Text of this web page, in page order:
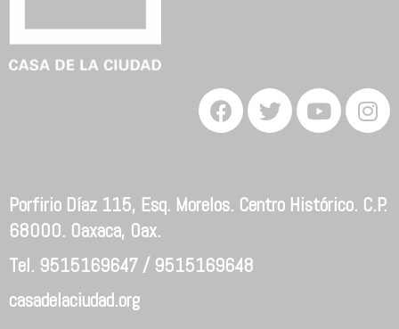
Porfirio Díaz 115, Esq. Morelos. Centro Histórico. C.P.
68000. Oaxaca, Oax.
Tel. 9515169647 / 9515169648
casadelaciudad.org